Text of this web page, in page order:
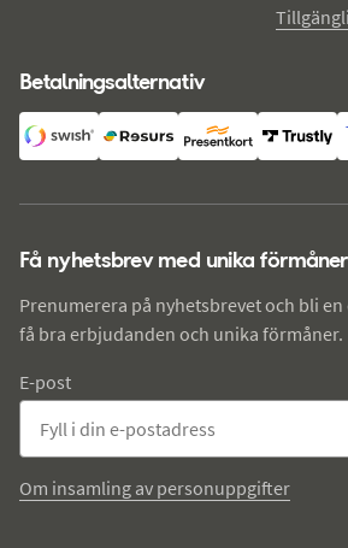
Betalningsalternativ
Få nyhetsbrev med unika förmåner
Prenumerera på nyhetsbrevet och bli en
få bra erbjudanden och unika förmåner.
E-post
Om insamling av personuppgifter